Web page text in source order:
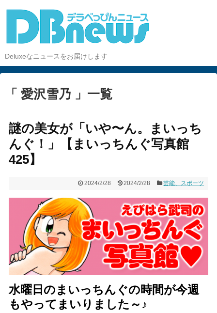
Deluxeなニュースをお届けします
「 愛沢雪乃 」一覧
謎の美女が「いや〜ん。まいっち
んぐ！」【まいっちんぐ写真館
425】
2024/2/28 2024/2/28 芸能、スポーツ
水曜日のまいっちんぐの時間が今週
もやってまいりました～♪